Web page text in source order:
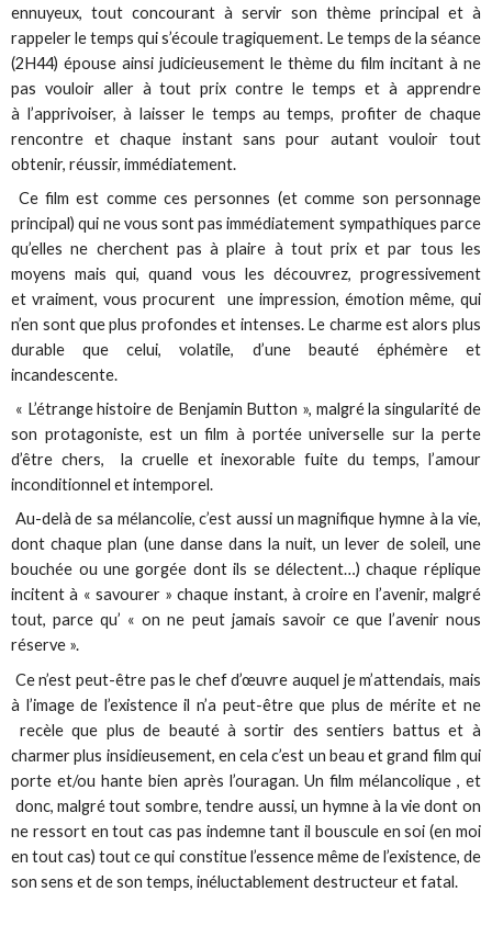
ennuyeux, tout concourant à servir son thème principal et à
rappeler le temps qui s’écoule tragiquement. Le temps de la séance
(2H44) épouse ainsi judicieusement le thème du film incitant à ne
pas vouloir aller à tout prix contre le temps et à apprendre
à l’apprivoiser, à laisser le temps au temps, profiter de chaque
rencontre et chaque instant sans pour autant vouloir tout
obtenir, réussir, immédiatement.
Ce film est comme ces personnes (et comme son personnage
principal) qui ne vous sont pas immédiatement sympathiques parce
qu’elles ne cherchent pas à plaire à tout prix et par tous les
moyens mais qui, quand vous les découvrez, progressivement
et vraiment, vous procurent une impression, émotion même, qui
n’en sont que plus profondes et intenses. Le charme est alors plus
durable que celui, volatile, d’une beauté éphémère et
incandescente.
« L’étrange histoire de Benjamin Button », malgré la singularité de
son protagoniste, est un film à portée universelle sur la perte
d’être chers, la cruelle et inexorable fuite du temps, l’amour
inconditionnel et intemporel.
Au-delà de sa mélancolie, c’est aussi un magnifique hymne à la vie,
dont chaque plan (une danse dans la nuit, un lever de soleil, une
bouchée ou une gorgée dont ils se délectent…) chaque réplique
incitent à « savourer » chaque instant, à croire en l’avenir, malgré
tout, parce qu’ « on ne peut jamais savoir ce que l’avenir nous
réserve ».
Ce n’est peut-être pas le chef d’œuvre auquel je m’attendais, mais
à l’image de l’existence il n’a peut-être que plus de mérite et ne
recèle que plus de beauté à sortir des sentiers battus et à
charmer plus insidieusement, en cela c’est un beau et grand film qui
porte et/ou hante bien après l’ouragan. Un film mélancolique , et
donc, malgré tout sombre, tendre aussi, un hymne à la vie dont on
ne ressort en tout cas pas indemne tant il bouscule en soi (en moi
en tout cas) tout ce qui constitue l’essence même de l’existence, de
son sens et de son temps, inéluctablement destructeur et fatal.